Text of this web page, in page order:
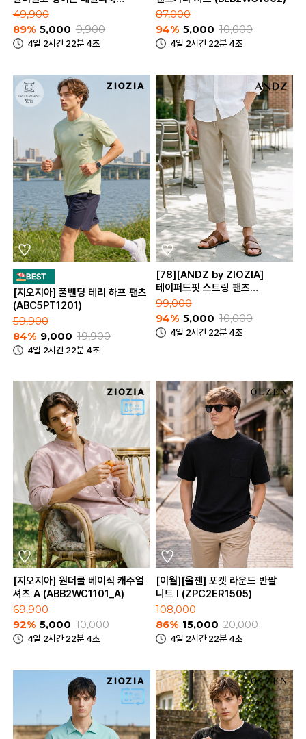
(ABC2TR3182_C)
49,900
89% 5,000 9,900
4일 2시간 22분 4초
87,000
94% 5,000 10,000
4일 2시간 22분 4초
[지오지아] 풀밴딩 테리 하프 팬츠
(ABC5PT1201)
59,900
84% 9,000 19,900
4일 2시간 22분 4초
[78][ANDZ by ZIOZIA]
테이퍼드핏 스트링 팬츠
(BLB2PP1001)
99,000
94% 5,000 10,000
4일 2시간 22분 4초
[지오지아] 원더쿨 베이직 캐주얼
셔츠 A (ABB2WC1101_A)
69,900
92% 5,000 10,000
4일 2시간 22분 4초
[이월][올젠] 포켓 라운드 반팔
니트 I (ZPC2ER1505)
108,000
86% 15,000 20,000
4일 2시간 22분 4초